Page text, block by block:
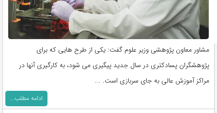
مشاور معاون پژوهشی وزیر علوم گفت: یکی از طرح هایی که برای
پژوهشگران پسادکتری در سال جدید پیگیری می شود، به کارگیری آنها در
مراکز آموزش عالی به جای سربازی است. ...
ادامه مطلب...